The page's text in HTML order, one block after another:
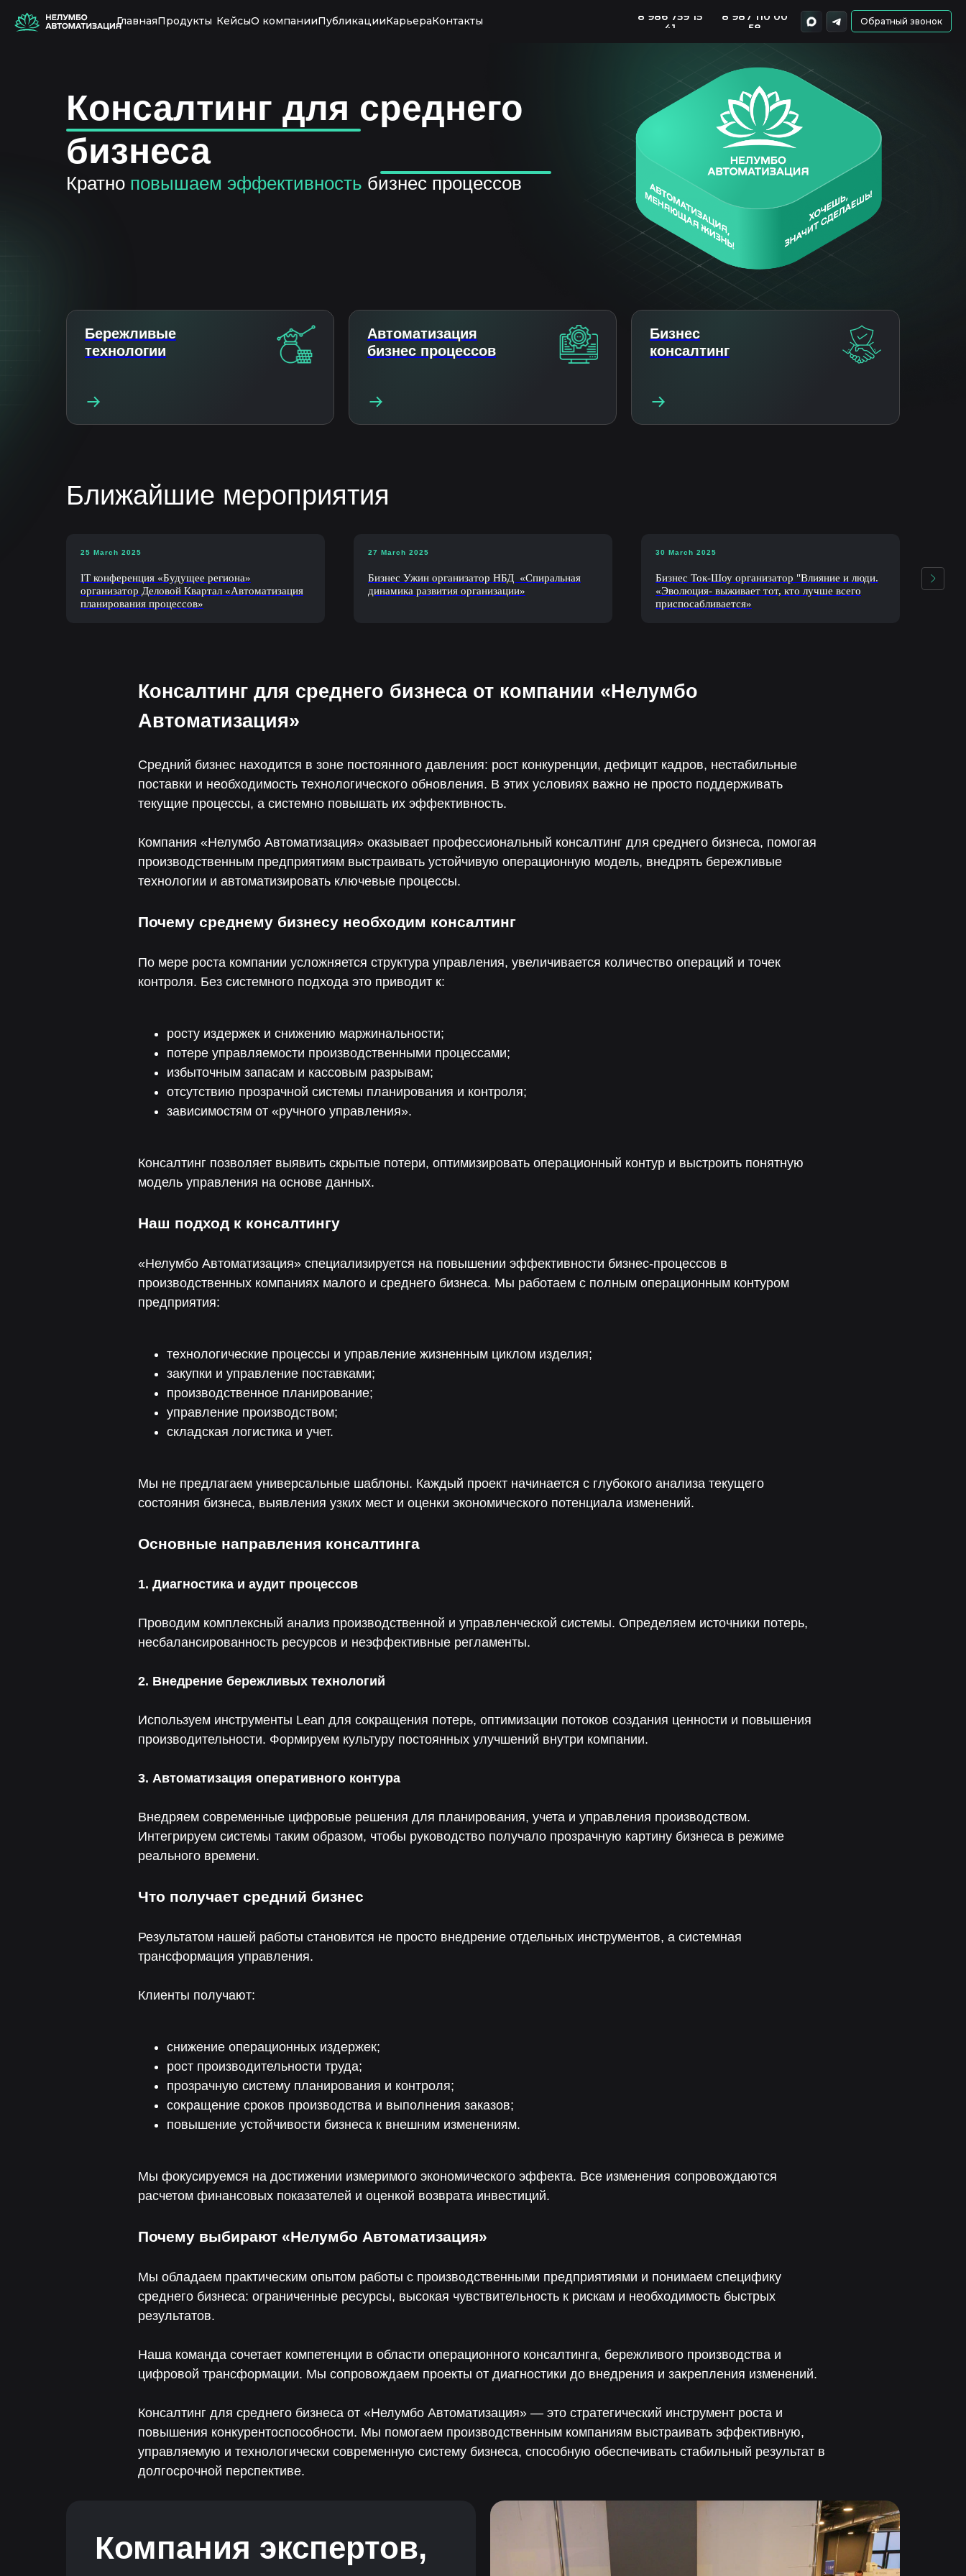
ГлавнаяПродукты КейсыО компанииПубликацииКарьераКонтакты Обратный звонок
8 986 759 15
41
8 987 110 00
58
Консалтинг для среднего
бизнеса
Кратно повышаем эффективность бизнес процессов
Бережливые
технологии
Автоматизация
бизнес процессов
Бизнес
консалтинг
Ближайшие мероприятия
25 March 2025
IT конференция «Будущее региона»
организатор Деловой Квартал «Автоматизация
планирования процессов»
27 March 2025
Бизнес Ужин организатор НБД «Спиральная
динамика развития организации»
30 March 2025
Бизнес Ток-Шоу организатор "Влияние и люди.
«Эволюция- выживает тот, кто лучше всего
приспосабливается»
Консалтинг для среднего бизнеса от компании «Нелумбо
Автоматизация»
Средний бизнес находится в зоне постоянного давления: рост конкуренции, дефицит кадров, нестабильные
поставки и необходимость технологического обновления. В этих условиях важно не просто поддерживать
текущие процессы, а системно повышать их эффективность.
Компания «Нелумбо Автоматизация» оказывает профессиональный консалтинг для среднего бизнеса, помогая
производственным предприятиям выстраивать устойчивую операционную модель, внедрять бережливые
технологии и автоматизировать ключевые процессы.
Почему среднему бизнесу необходим консалтинг
По мере роста компании усложняется структура управления, увеличивается количество операций и точек
контроля. Без системного подхода это приводит к:
росту издержек и снижению маржинальности;
потере управляемости производственными процессами;
избыточным запасам и кассовым разрывам;
отсутствию прозрачной системы планирования и контроля;
зависимостям от «ручного управления».
Консалтинг позволяет выявить скрытые потери, оптимизировать операционный контур и выстроить понятную
модель управления на основе данных.
Наш подход к консалтингу
«Нелумбо Автоматизация» специализируется на повышении эффективности бизнес-процессов в
производственных компаниях малого и среднего бизнеса. Мы работаем с полным операционным контуром
предприятия:
технологические процессы и управление жизненным циклом изделия;
закупки и управление поставками;
производственное планирование;
управление производством;
складская логистика и учет.
Мы не предлагаем универсальные шаблоны. Каждый проект начинается с глубокого анализа текущего
состояния бизнеса, выявления узких мест и оценки экономического потенциала изменений.
Основные направления консалтинга
1. Диагностика и аудит процессов
Проводим комплексный анализ производственной и управленческой системы. Определяем источники потерь,
несбалансированность ресурсов и неэффективные регламенты.
2. Внедрение бережливых технологий
Используем инструменты Lean для сокращения потерь, оптимизации потоков создания ценности и повышения
производительности. Формируем культуру постоянных улучшений внутри компании.
3. Автоматизация оперативного контура
Внедряем современные цифровые решения для планирования, учета и управления производством.
Интегрируем системы таким образом, чтобы руководство получало прозрачную картину бизнеса в режиме
реального времени.
Что получает средний бизнес
Результатом нашей работы становится не просто внедрение отдельных инструментов, а системная
трансформация управления.
Клиенты получают:
снижение операционных издержек;
рост производительности труда;
прозрачную систему планирования и контроля;
сокращение сроков производства и выполнения заказов;
повышение устойчивости бизнеса к внешним изменениям.
Мы фокусируемся на достижении измеримого экономического эффекта. Все изменения сопровождаются
расчетом финансовых показателей и оценкой возврата инвестиций.
Почему выбирают «Нелумбо Автоматизация»
Мы обладаем практическим опытом работы с производственными предприятиями и понимаем специфику
среднего бизнеса: ограниченные ресурсы, высокая чувствительность к рискам и необходимость быстрых
результатов.
Наша команда сочетает компетенции в области операционного консалтинга, бережливого производства и
цифровой трансформации. Мы сопровождаем проекты от диагностики до внедрения и закрепления изменений.
Консалтинг для среднего бизнеса от «Нелумбо Автоматизация» — это стратегический инструмент роста и
повышения конкурентоспособности. Мы помогаем производственным компаниям выстраивать эффективную,
управляемую и технологически современную систему бизнеса, способную обеспечивать стабильный результат в
долгосрочной перспективе.
Компания экспертов,